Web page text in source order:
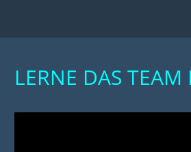
LERNE DAS TEAM